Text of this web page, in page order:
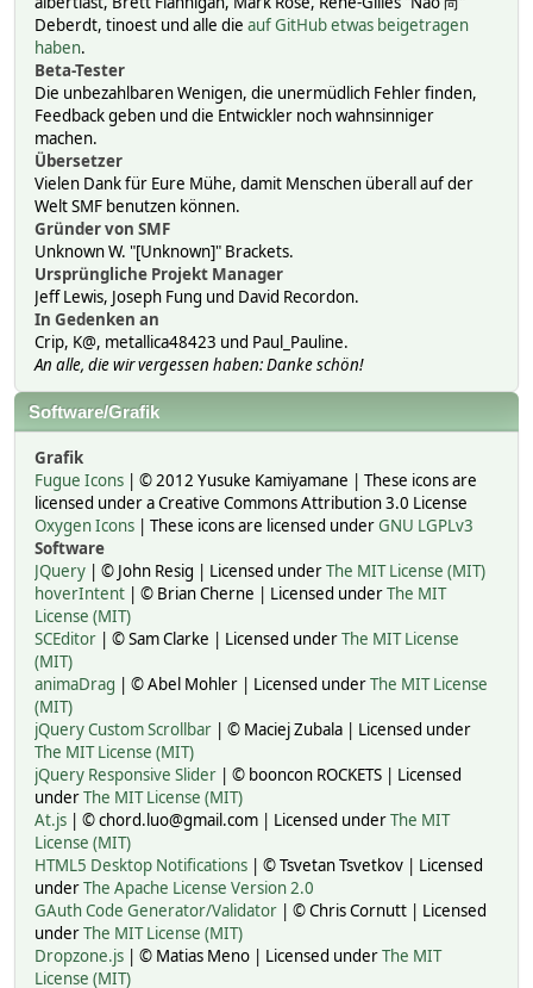
Deberdt, tinoest und alle die auf GitHub etwas beigetragen
haben.
Beta-Tester
Die unbezahlbaren Wenigen, die unermüdlich Fehler finden,
Feedback geben und die Entwickler noch wahnsinniger
machen.
Übersetzer
Vielen Dank für Eure Mühe, damit Menschen überall auf der
Welt SMF benutzen können.
Gründer von SMF
Unknown W. "[Unknown]" Brackets.
Ursprüngliche Projekt Manager
Jeff Lewis, Joseph Fung und David Recordon.
In Gedenken an
Crip, K@, metallica48423 und Paul_Pauline.
An alle, die wir vergessen haben: Danke schön!
Software/Grafik
Grafik
Fugue Icons | © 2012 Yusuke Kamiyamane | These icons are
licensed under a Creative Commons Attribution 3.0 License
Oxygen Icons | These icons are licensed underGNU LGPLv3
Software
JQuery | © John Resig | Licensed underThe MIT License (MIT)
hoverIntent | © Brian Cherne | Licensed underThe MIT
License (MIT)
SCEditor | © Sam Clarke | Licensed underThe MIT License
(MIT)
animaDrag | © Abel Mohler | Licensed underThe MIT License
(MIT)
jQuery Custom Scrollbar | © Maciej Zubala | Licensed under
The MIT License (MIT)
jQuery Responsive Slider | © booncon ROCKETS | Licensed
underThe MIT License (MIT)
At.js | © chord.luo@gmail.com | Licensed underThe MIT
License (MIT)
HTML5 Desktop Notifications | © Tsvetan Tsvetkov | Licensed
underThe Apache License Version 2.0
GAuth Code Generator/Validator | © Chris Cornutt | Licensed
underThe MIT License (MIT)
Dropzone.js | © Matias Meno | Licensed underThe MIT
License (MIT)